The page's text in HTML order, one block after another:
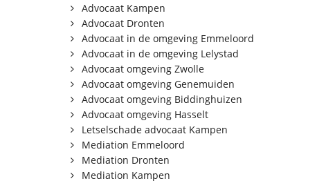
Advocaat Kampen
Advocaat Dronten
Advocaat in de omgeving Emmeloord
Advocaat in de omgeving Lelystad
Advocaat omgeving Zwolle
Advocaat omgeving Genemuiden
Advocaat omgeving Biddinghuizen
Advocaat omgeving Hasselt
Letselschade advocaat Kampen
Mediation Emmeloord
Mediation Dronten
Mediation Kampen